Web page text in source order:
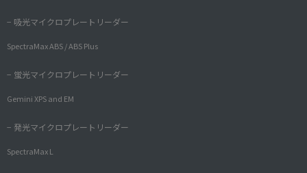
− 吸光マイクロプレートリーダー
SpectraMax ABS / ABS Plus
− 蛍光マイクロプレートリーダー
Gemini XPS and EM
− 発光マイクロプレートリーダー
SpectraMax L